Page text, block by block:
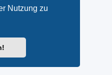
Nutzung zu